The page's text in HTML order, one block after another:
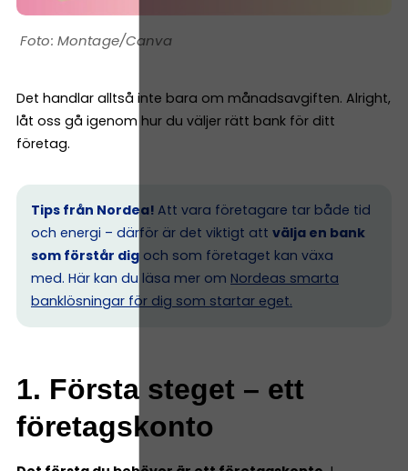
Montage/Canva
Det handlar alltså inte bara om månadsavgiften. Alright,
låt oss gå igenom hur du väljer rätt bank för ditt
företag.
Tips från Nordea! Att vara företagare tar både tid
och energi – därför är det viktigt att välja en bank
som förstår dig och som företaget kan växa
med. Här kan du läsa mer om Nordeas smarta
banklösningar för dig som startar eget.
1. Första steget – ett
företagskonto